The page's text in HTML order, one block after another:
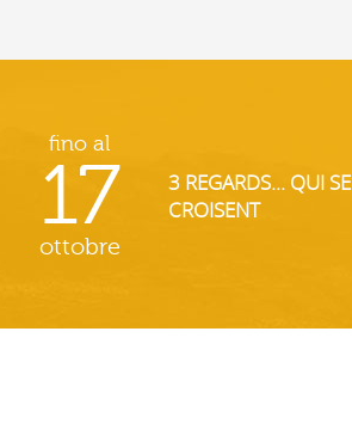
fino al
17
ottobre
3 REGARDS... QUI SE
CROISENT